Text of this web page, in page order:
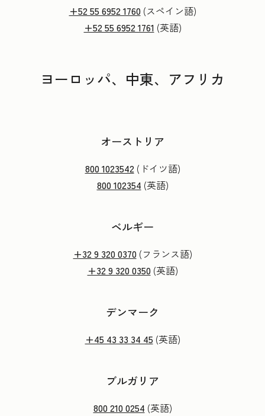
+52 55 6952 1760(スペイン語)
+52 55 6952 1761 (英語)
ヨーロッパ、中東、アフリカ
オーストリア
800 1023542(ドイツ語)
800 102354 (英語)
ベルギー
+32 9 320 0370(フランス語)
+32 9 320 0350(英語)
デンマーク
+45 43 33 34 45 (英語)
ブルガリア
800 210 0254 (英語)